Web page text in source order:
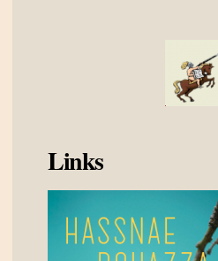
Links